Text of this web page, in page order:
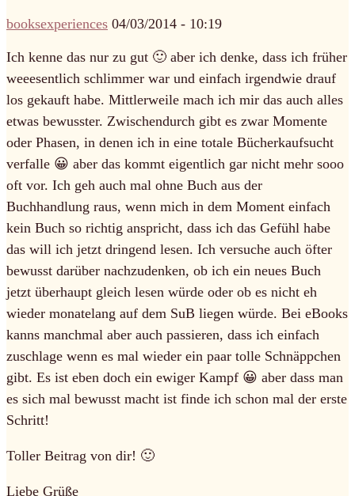
booksexperiences 04/03/2014 - 10:19
Ich kenne das nur zu gut 🙂 aber ich denke, dass ich früher
weeesentlich schlimmer war und einfach irgendwie drauf
los gekauft habe. Mittlerweile mach ich mir das auch alles
etwas bewusster. Zwischendurch gibt es zwar Momente
oder Phasen, in denen ich in eine totale Bücherkaufsucht
verfalle 😀 aber das kommt eigentlich gar nicht mehr sooo
oft vor. Ich geh auch mal ohne Buch aus der
Buchhandlung raus, wenn mich in dem Moment einfach
kein Buch so richtig anspricht, dass ich das Gefühl habe
das will ich jetzt dringend lesen. Ich versuche auch öfter
bewusst darüber nachzudenken, ob ich ein neues Buch
jetzt überhaupt gleich lesen würde oder ob es nicht eh
wieder monatelang auf dem SuB liegen würde. Bei eBooks
kanns manchmal aber auch passieren, dass ich einfach
zuschlage wenn es mal wieder ein paar tolle Schnäppchen
gibt. Es ist eben doch ein ewiger Kampf 😀 aber dass man
es sich mal bewusst macht ist finde ich schon mal der erste
Schritt!
Toller Beitrag von dir! 🙂
Liebe Grüße